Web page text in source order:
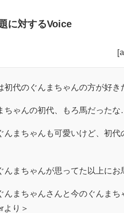
に対するVoice
初代のぐんまちゃんの方が好き
ちゃんの初代、もろ馬だった
んまちゃんも可愛いけど、初
んまちゃんが思ってた以上にお
んまちゃんさんと今のぐんま
より＞